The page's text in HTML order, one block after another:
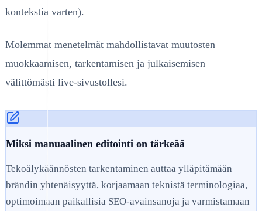
kontekstia varten).
Molemmat menetelmät mahdollistavat muutosten
muokkaamisen, tarkentamisen ja julkaisemisen
välittömästi live-sivustollesi.
Miksi manuaalinen editointi on tärkeää
Tekoälykäännösten tarkentaminen auttaa ylläpitämään
brändin yhtenäisyyttä, korjaamaan teknistä terminologiaa,
optimoimaan paikallisia SEO-avainsanoja ja varmistamaan